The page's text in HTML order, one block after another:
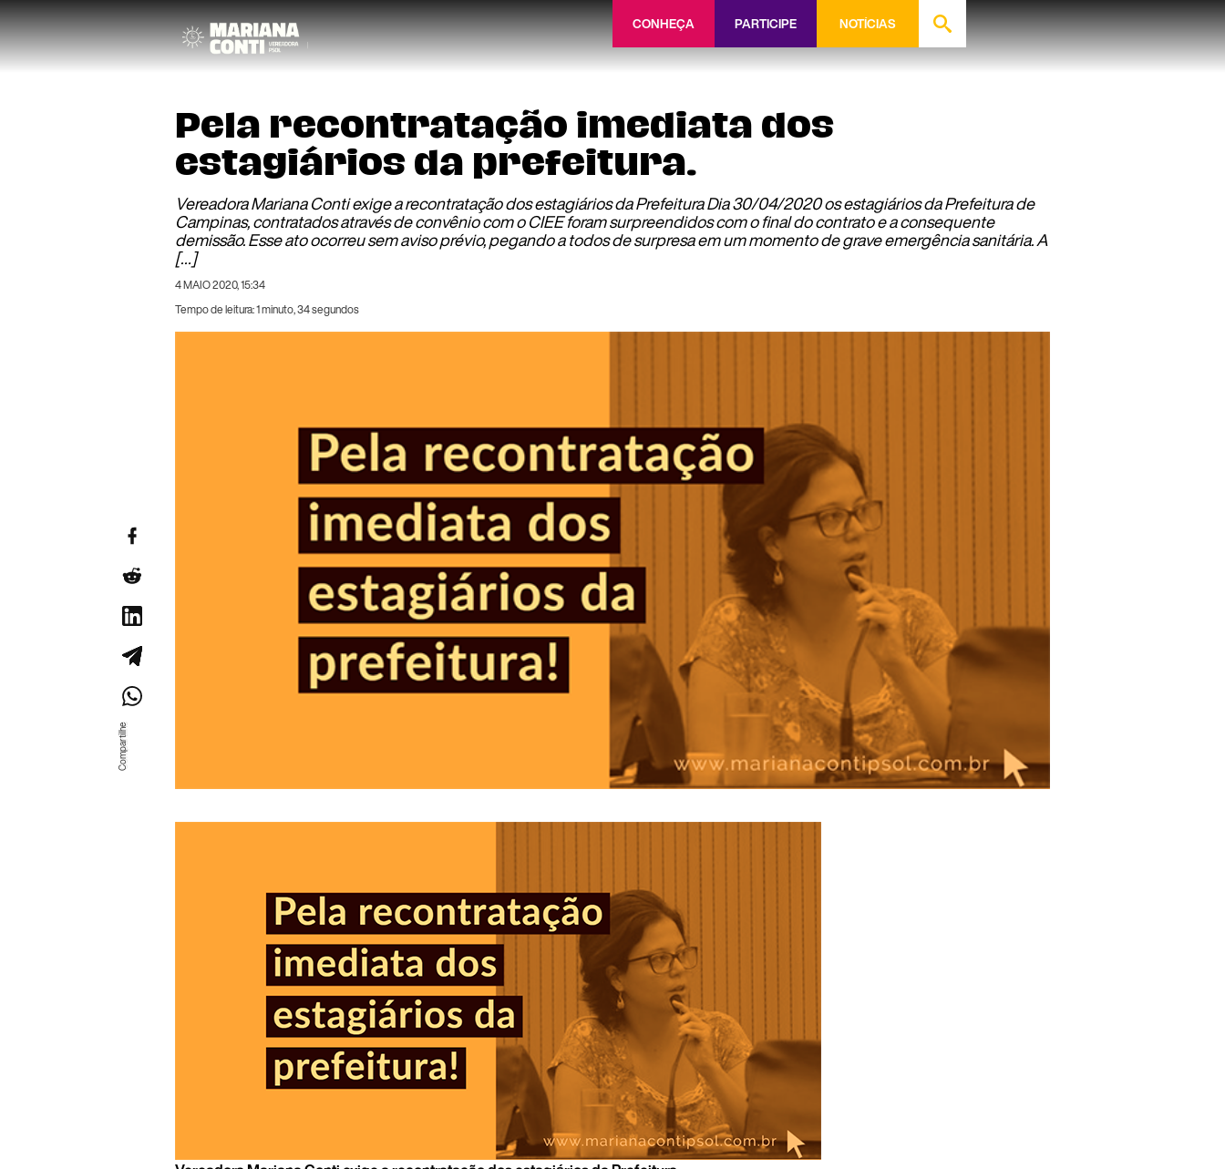
CONHEÇA PARTICIPE NOTÍCIAS
Pela recontratação imediata dos
estagiários da prefeitura.
Vereadora Mariana Conti exige a recontratação dos estagiários da Prefeitura Dia 30/04/2020 os estagiários da Prefeitura de
Campinas, contratados através de convênio com o CIEE foram surpreendidos com o final do contrato e a consequente
demissão. Esse ato ocorreu sem aviso prévio, pegando a todos de surpresa em um momento de grave emergência sanitária. A
[…]
4 MAIO 2020, 15:34
Tempo de leitura: 1 minuto, 34 segundos